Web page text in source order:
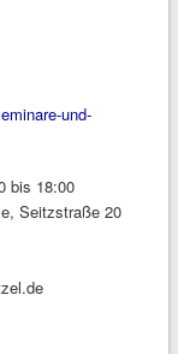
und-
bis 18:00
Seitzstraße 20